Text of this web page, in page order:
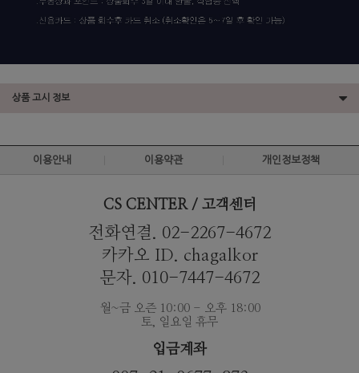
상품 고시 정보
이용안내 이용약관 개인정보정책
CS CENTER / 고객센터
전화연결. 02-2267-4672
카카오 ID. chagalkor
문자. 010-7447-4672
월~금 오즌 10:00 - 오후 18:00
토, 일요일 휴무
입금계좌